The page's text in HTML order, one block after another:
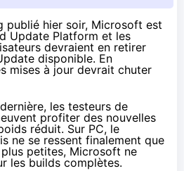
publié hier soir, Microsoft est
Update Platform et les
devraient en retirer
disponible. En
mises à jour devrait chuter
les testeurs de
profiter des nouvelles
réduit. Sur PC, le
ne se ressent finalement que
petites, Microsoft ne
les builds complètes.